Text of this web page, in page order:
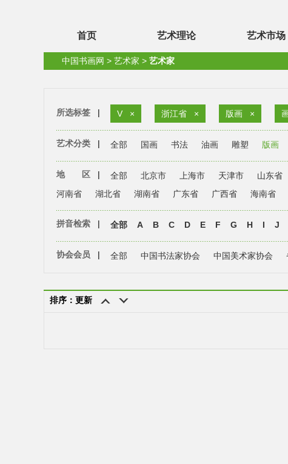
首页 艺术理论 艺术市场
中国书画网 > 艺术家 > 艺术家
所选标签 | V × 浙江省 × 版画 ×
艺术分类 | 全部 国画 书法 油画 雕塑 版画
地 区 | 全部 北京市 上海市 天津市 山东省
河南省
湖北省 湖南省 广东省 广西省 海南省
拼音检索 | 全部 A B C D E F G H I J
协会会员 | 全部 中国书法家协会 中国美术家协会
排序：更新